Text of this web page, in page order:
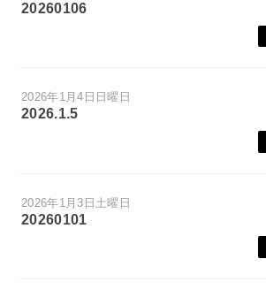
20260106
2026年1月4日日曜日
2026.1.5
2026年1月3日土曜日
20260101